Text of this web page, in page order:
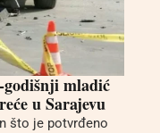
godišnji mladić
u Sarajevu
što je potvrđeno